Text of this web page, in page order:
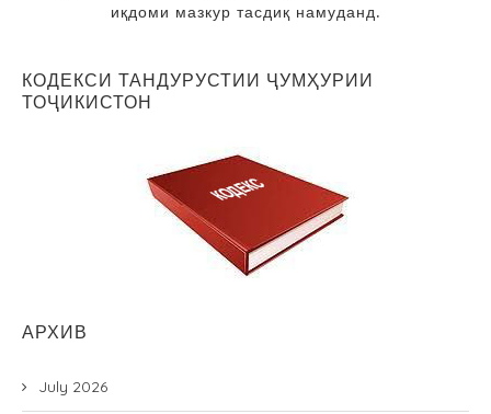
иқдоми мазкур тасдиқ намуданд.
КОДЕКСИ ТАНДУРУСТИИ ҶУМҲУРИИ
ТОҶИКИСТОН
АРХИВ
July 2026